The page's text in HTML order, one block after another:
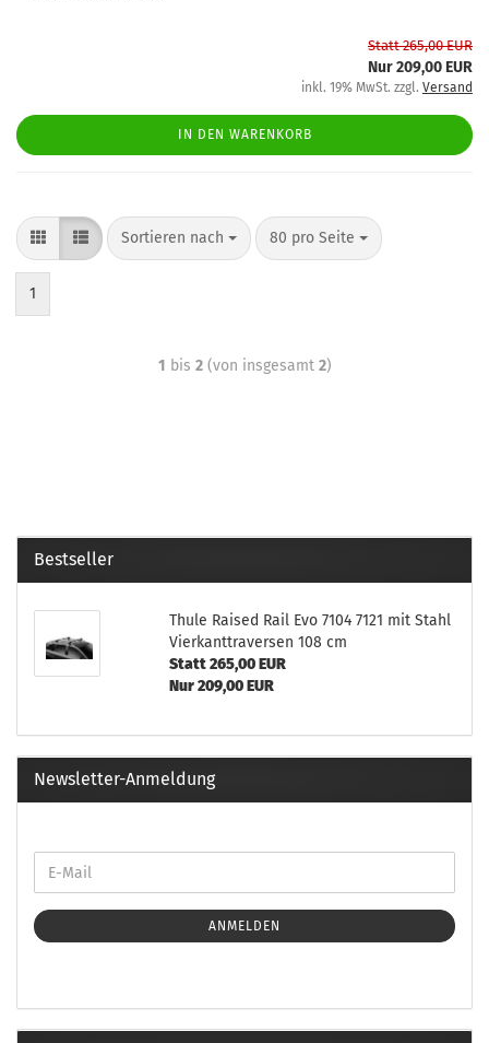
Statt 265,00 EUR
Nur 209,00 EUR
inkl. 19% MwSt. zzgl. Versand
IN DEN WARENKORB
Sortieren nach 80 pro Seite
1
1 bis 2(von insgesamt 2)
Bestseller
Thule Raised Rail Evo 7104 7121 mit Stahl
Vierkanttraversen 108 cm
Statt 265,00 EUR
Nur 209,00 EUR
Newsletter-Anmeldung
ANMELDEN